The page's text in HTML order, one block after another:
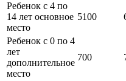
Ребенок с 4 по
14 лет основное
место
5100
Ребенок с 0 по 4
лет
дополнительное
место
700